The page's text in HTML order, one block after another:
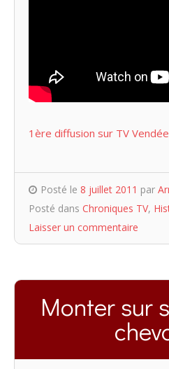
1ère diffusion sur TV Vendée
Posté le 8 juillet 2011 par
Posté dans Chroniques TV,
Laisser un commentaire
Monter sur